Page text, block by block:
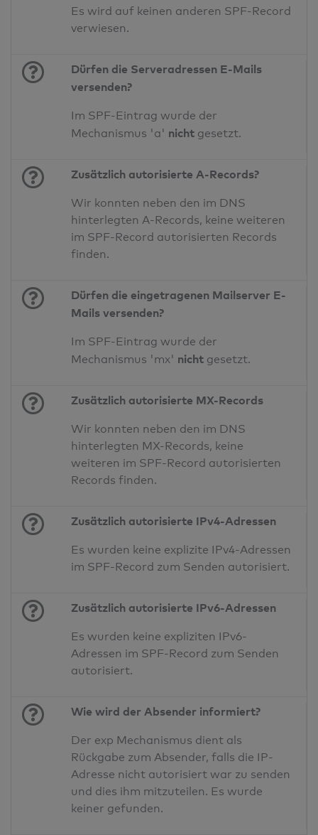
Es wird auf keinen anderen SPF-Record
verwiesen.
Dürfen die Serveradressen E-Mails
versenden?
Im SPF-Eintrag wurde der
Mechanismus 'a' nicht gesetzt.
Zusätzlich autorisierte A-Records?
Wir konnten neben den im DNS
hinterlegten A-Records, keine weiteren
im SPF-Record autorisierten Records
finden.
Dürfen die eingetragenen Mailserver E-
Mails versenden?
Im SPF-Eintrag wurde der
Mechanismus 'mx' nicht gesetzt.
Zusätzlich autorisierte MX-Records
Wir konnten neben den im DNS
hinterlegten MX-Records, keine
weiteren im SPF-Record autorisierten
Records finden.
Zusätzlich autorisierte IPv4-Adressen
Es wurden keine explizite IPv4-Adressen
im SPF-Record zum Senden autorisiert.
Zusätzlich autorisierte IPv6-Adressen
Es wurden keine expliziten IPv6-
Adressen im SPF-Record zum Senden
autorisiert.
Wie wird der Absender informiert?
Der exp Mechanismus dient als
Rückgabe zum Absender, falls die IP-
Adresse nicht autorisiert war zu senden
und dies ihm mitzuteilen. Es wurde
keiner gefunden.